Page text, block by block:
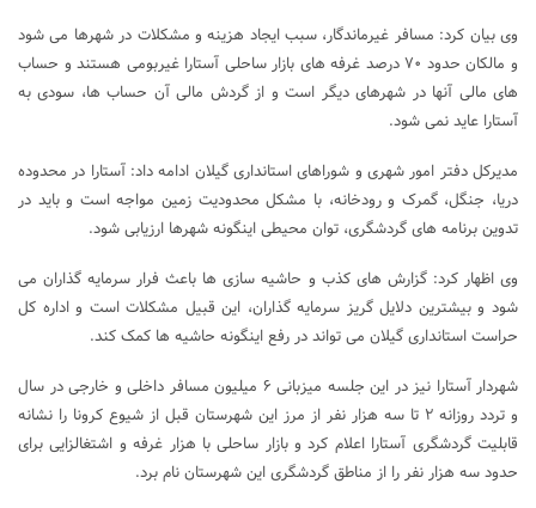
وی بیان کرد: مسافر غیرماندگار، سبب ایجاد هزینه و مشکلات در شهرها می شود
و مالکان حدود ۷۰ درصد غرفه های بازار ساحلی آستارا غیربومی هستند و حساب
های مالی آنها در شهرهای دیگر است و از گردش مالی آن حساب ها، سودی به
آستارا عاید نمی شود.
مدیرکل دفتر امور شهری و شوراهای استانداری گیلان ادامه داد: آستارا در محدوده
دریا، جنگل، گمرک و رودخانه، با مشکل محدودیت زمین مواجه است و باید در
تدوین برنامه های گردشگری، توان محیطی اینگونه شهرها ارزیابی شود.
وی اظهار کرد: گزارش های کذب و حاشیه سازی ها باعث فرار سرمایه گذاران می
شود و بیشترین دلایل گریز سرمایه گذاران، این قبیل مشکلات است و اداره کل
حراست استانداری گیلان می تواند در رفع اینگونه حاشیه ها کمک کند.
شهردار آستارا نیز در این جلسه میزبانی ۶ میلیون مسافر داخلی و خارجی در سال
و تردد روزانه ۲ تا سه هزار نفر از مرز این شهرستان قبل از شیوع کرونا را نشانه
قابلیت گردشگری آستارا اعلام کرد و بازار ساحلی با هزار غرفه و اشتغالزایی برای
حدود سه هزار نفر را از مناطق گردشگری این شهرستان نام برد.